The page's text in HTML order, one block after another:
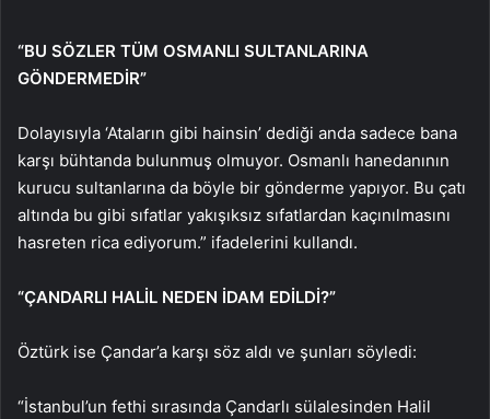
“BU SÖZLER TÜM OSMANLI SULTANLARINA
GÖNDERMEDİR”
Dolayısıyla ‘Ataların gibi hainsin’ dediği anda sadece bana
karşı bühtanda bulunmuş olmuyor. Osmanlı hanedanının
kurucu sultanlarına da böyle bir gönderme yapıyor. Bu çatı
altında bu gibi sıfatlar yakışıksız sıfatlardan kaçınılmasını
hasreten rica ediyorum.” ifadelerini kullandı.
“ÇANDARLI HALİL NEDEN İDAM EDİLDİ?”
Öztürk ise Çandar’a karşı söz aldı ve şunları söyledi:
“İstanbul’un fethi sırasında Çandarlı sülalesinden Halil